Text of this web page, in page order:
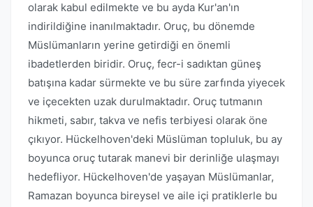
olarak kabul edilmekte ve bu ayda Kur'an'ın
indirildiğine inanılmaktadır. Oruç, bu dönemde
Müslümanların yerine getirdiği en önemli
ibadetlerden biridir. Oruç, fecr-i sadıktan güneş
batışına kadar sürmekte ve bu süre zarfında yiyecek
ve içecekten uzak durulmaktadır. Oruç tutmanın
hikmeti, sabır, takva ve nefis terbiyesi olarak öne
çıkıyor. Hückelhoven'deki Müslüman topluluk, bu ay
boyunca oruç tutarak manevi bir derinliğe ulaşmayı
hedefliyor. Hückelhoven'de yaşayan Müslümanlar,
Ramazan boyunca bireysel ve aile içi pratiklerle bu